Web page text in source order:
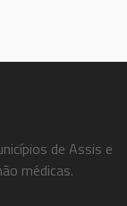
de Assis e
médicas.